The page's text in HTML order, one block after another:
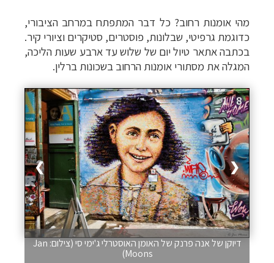
מהי אומנות רחוב? כל דבר המתפתח במרחב הציבורי,
כדוגמת גרפיטי, שבלונות, פוסטרים, סטיקרים וציורי קיר.
בכתבה אתאר טיול יום של שלוש עד ארבע שעות הליכה,
המגלה את מסתורי אומנות הרחוב בשכונות ברלין.
1 / 8
❯ ❮
דיוקן של אנה פרנק של האומן האוסטרלי ג'ימי סי (צילום: Jan
Moons)